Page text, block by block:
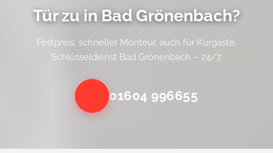
Tür zu in Bad Grönenbach?
Festpreis, schneller Monteur, auch für Kurgäste.
Schlüsseldienst Bad Grönenbach – 24/7.
01604 996655